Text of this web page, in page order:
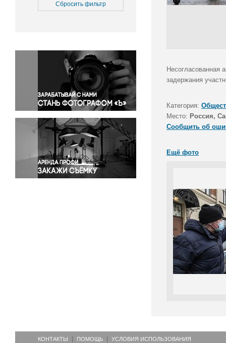
Медицина
Окружающая среда
Политика
Правосудие
Происшествия и конфликты
Религия
Светская жизнь
Спорт
Экология
Экономика и бизнес
Сбросить фильтр
Несогласованная
задержания
Категория:
Место: Россия,
Сообщить об
Ещё фото
КОНТАКТЫ ПОМОЩЬ УСЛОВИЯ ИСПОЛЬЗОВАНИЯ